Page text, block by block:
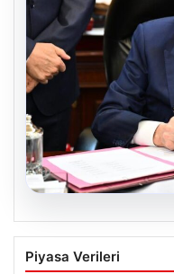
Bahçeli’den
Bin yıllık
Piyasa Verileri